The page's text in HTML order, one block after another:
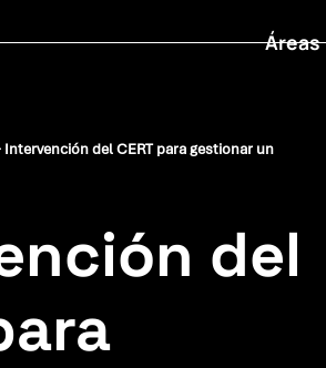
Áreas
Intervención del CERT para gestionar un
del